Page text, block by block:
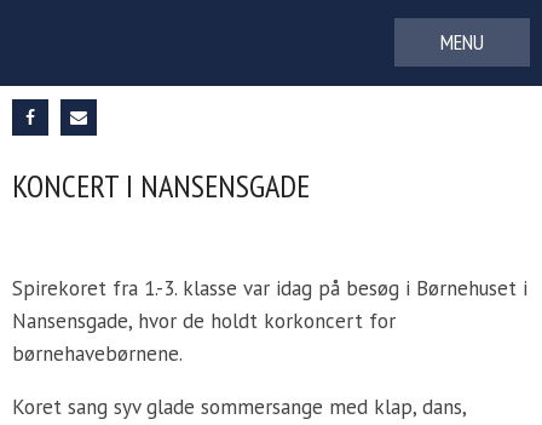
KONCERT I NANSENSGADE
Spirekoret fra 1.-3. klasse var idag på besøg i Børnehuset i
Nansensgade, hvor de holdt korkoncert for
børnehavebørnene.
Koret sang syv glade sommersange med klap, dans,